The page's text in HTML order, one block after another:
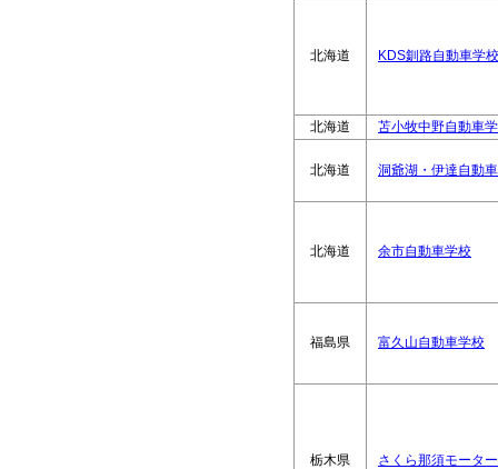
北海道 KDS釧路自動車学校
北海道 苫小牧中野自動車
北海道 洞爺湖・伊達自動
北海道 余市自動車学校
福島県 富久山自動車学校
栃木県 さくら那須モータ